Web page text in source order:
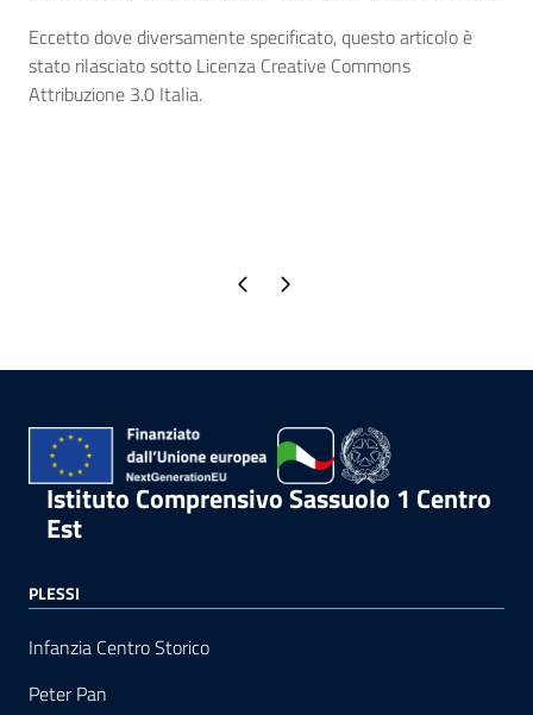
Eccetto dove diversamente specificato, questo articolo è
stato rilasciato sotto Licenza Creative Commons
Attribuzione 3.0 Italia.
Pagina precedente
Pagina successiva
Istituto Comprensivo Sassuolo 1 Centro
Est
PLESSI
Infanzia Centro Storico
Peter Pan